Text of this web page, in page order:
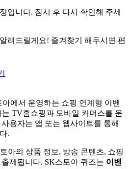
입니다. 잠시 후 다시 확인해 주세
려드릴게요! 즐겨찾기 해두시면 편
아에서 운영하는 쇼핑 연계형 이벤
TV홈쇼핑과 모바일 커머스를 운
용자는 앱 또는 웹사이트를 통해
.
아의 상품 정보, 방송 콘텐츠, 쇼핑
제됩니다. SK스토아 퀴즈는 이벤